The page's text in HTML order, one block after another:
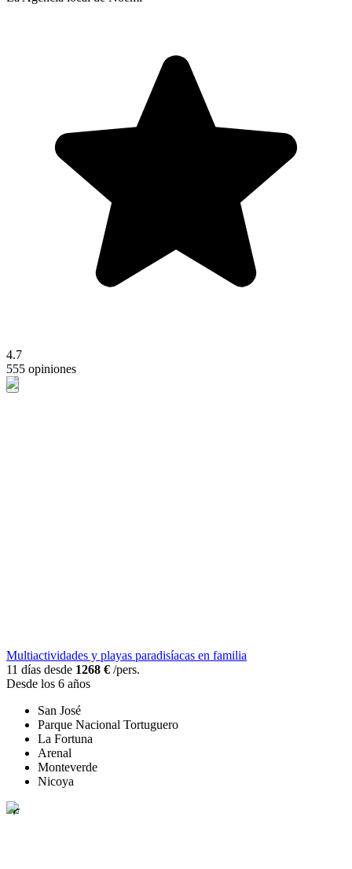
4.7
555 opiniones
Multiactividades y playas paradisíacas en familia
11 días desde 1268 € /pers.
Desde los 6 años
San José
Parque Nacional Tortuguero
La Fortuna
Arenal
Monteverde
Nicoya